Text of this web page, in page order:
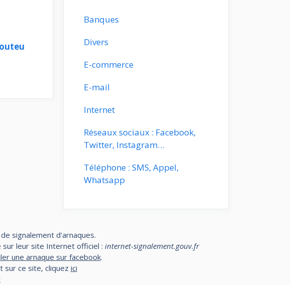
Banques
Divers
E-commerce
E-mail
Internet
Réseaux sociaux : Facebook,
Twitter, Instagram…
Téléphone : SMS, Appel,
Whatsapp
signalement d'arnaques.
sur leur site Internet officiel : internet-signalement.gouv.fr
une arnaque sur facebook.
sur ce site, cliquez ici